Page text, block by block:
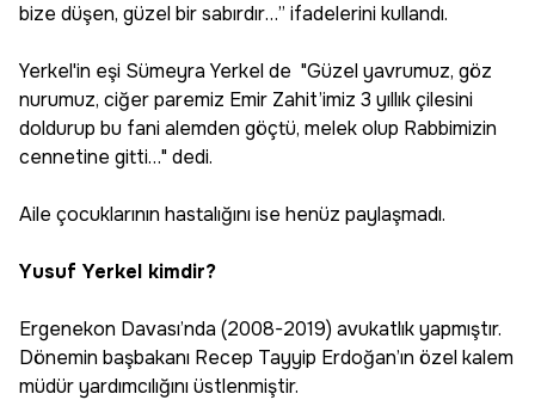
bize düşen, güzel bir sabırdır…” ifadelerini kullandı.
Yerkel'in eşi Sümeyra Yerkel de "Güzel yavrumuz, göz
nurumuz, ciğer paremiz Emir Zahit’imiz 3 yıllık çilesini
doldurup bu fani alemden göçtü, melek olup Rabbimizin
cennetine gitti…" dedi.
Aile çocuklarının hastalığını ise henüz paylaşmadı.
Yusuf Yerkel kimdir?
Ergenekon Davası’nda (2008-2019) avukatlık yapmıştır.
Dönemin başbakanı Recep Tayyip Erdoğan’ın özel kalem
müdür yardımcılığını üstlenmiştir.